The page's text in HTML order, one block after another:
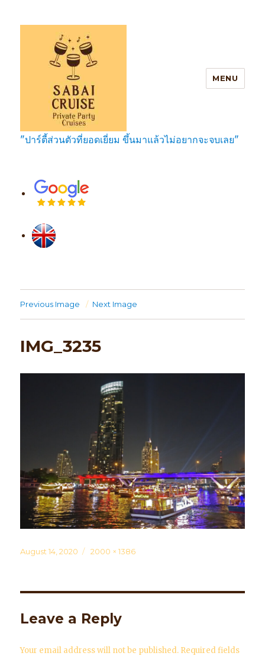
SabaiCruise Private Party Cruises
MENU
"ปาร์ตี้ส่วนตัวที่ยอดเยี่ยม ขึ้นมาแล้วไม่อยากจะจบเลย"
Previous Image Next Image
IMG_3235
Posted
August 14, 2020
Full
2000 × 1386
Leave a Reply
Your email address will not be published. Required fields